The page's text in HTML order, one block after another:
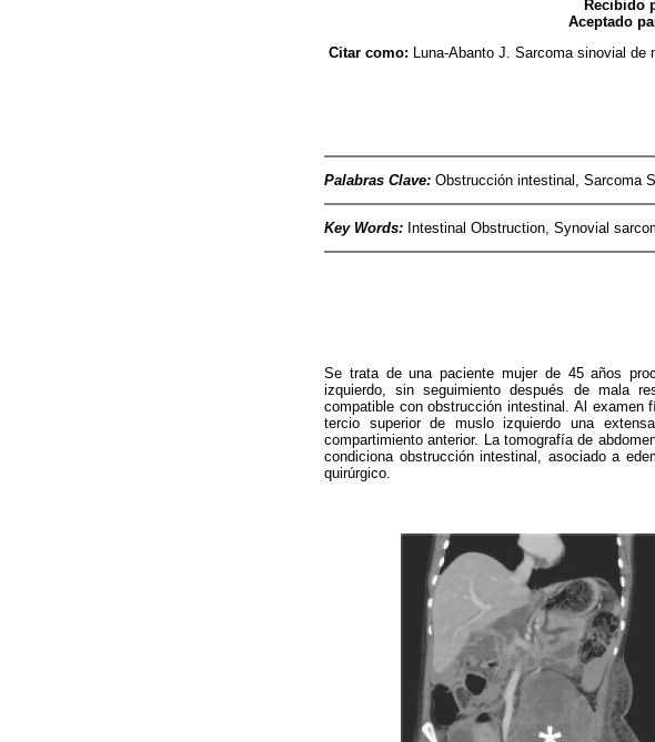
Recibido
Aceptado
Citar como: Luna-Abanto J. Sarcoma sinovial
Palabras Clave: Obstrucción intestinal, Sarcoma
Key Words: Intestinal Obstruction, Synovial
Se trata de una paciente mujer de 45 años
izquierdo, sin seguimiento después de mala
compatible con obstrucción intestinal. Al
tercio superior de muslo izquierdo una
compartimiento anterior. La tomografía de
condiciona obstrucción intestinal, asociado a
quirúrgico.